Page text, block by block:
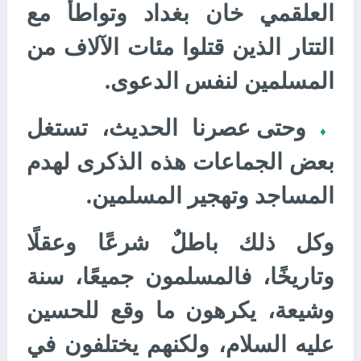
العلقمي خان بغداد وتواطأ مع
التتار الذين قتلوا مئات الآلاف من
المسلمين لنفس الدعوى.
♦
وحتى عصرنا الحديث، تستغل
بعض الجماعات هذه الذكرى لهدم
المساجد وتهجير المسلمين.
وكل ذلك باطلٌ شرعًا وعقلًا
وتاريخًا، فالمسلمون جميعًا، سنة
وشيعة، يكرهون ما وقع للحسين
عليه السلام، ولكنهم يختلفون في